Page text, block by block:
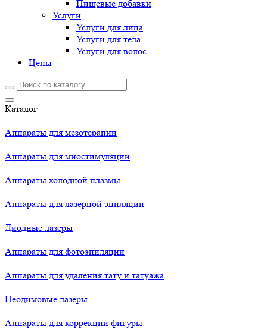
Пищевые добавки
Услуги
Услуги для лица
Услуги для тела
Услуги для волос
Цены
Каталог
Аппараты для мезотерапии
Аппараты для миостимуляции
Аппараты холодной плазмы
Аппараты для лазерной эпиляции
Диодные лазеры
Аппараты для фотоэпиляции
Аппараты для удаления тату и татуажа
Неодимовые лазеры
Аппараты для коррекции фигуры